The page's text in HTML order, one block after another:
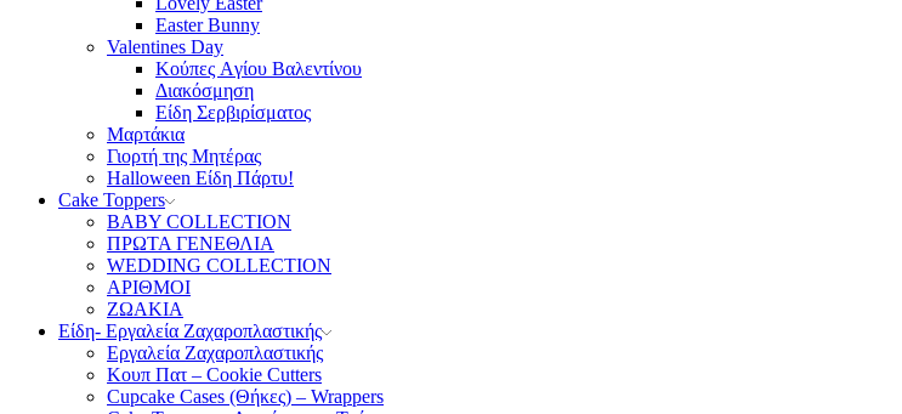
Easter Bunny
Valentines Day
Κούπες Aγίου Βαλεντίνου
Διακόσμηση
Είδη Σερβιρίσματος
Μαρτάκια
Γιορτή της Μητέρας
Halloween Είδη Πάρτυ!
Cake Toppers
BABY COLLECTION
ΠΡΩΤΑ ΓΕΝΕΘΛΙΑ
WEDDING COLLECTION
ΑΡΙΘΜΟΙ
ΖΩΑΚΙΑ
Είδη- Εργαλεία Ζαχαροπλαστικής
Εργαλεία Ζαχαροπλαστικής
Κουπ Πατ – Cookie Cutters
Cupcake Cases (Θήκες) – Wrappers